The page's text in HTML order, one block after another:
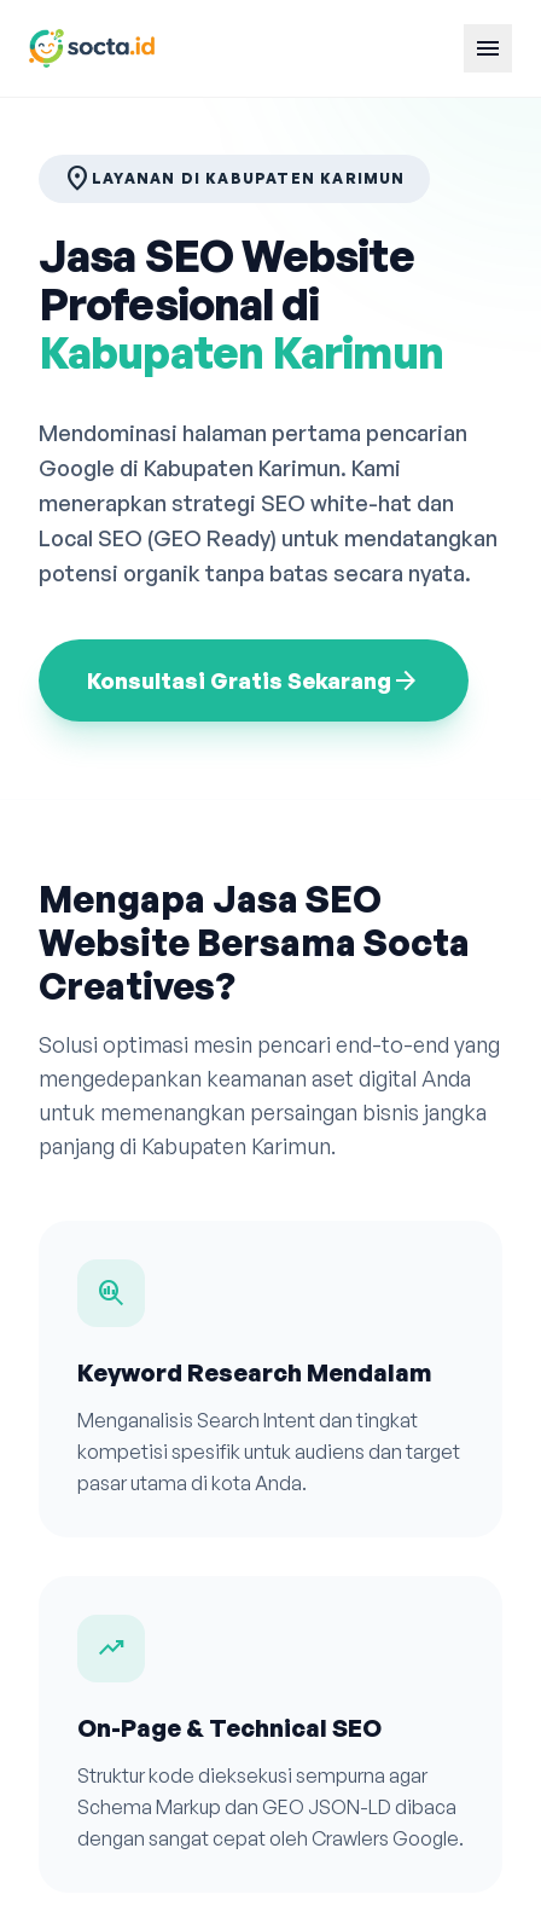
menu
Bahasa Indonesia English 中文
location_on LAYANAN DI KABUPATEN KARIMUN
Jasa SEO Website
Profesional di
Kabupaten Karimun
Mendominasi halaman pertama pencarian
Google di Kabupaten Karimun. Kami
menerapkan strategi SEO white-hat dan
Local SEO (GEO Ready) untuk mendatangkan
potensi organik tanpa batas secara nyata.
Konsultasi Gratis Sekarang arrow_forward
Mengapa Jasa SEO
Website Bersama Socta
Creatives?
Solusi optimasi mesin pencari end-to-end yang
mengedepankan keamanan aset digital Anda
untuk memenangkan persaingan bisnis jangka
panjang di Kabupaten Karimun.
search_insights
Keyword Research Mendalam
Menganalisis Search Intent dan tingkat
kompetisi spesifik untuk audiens dan target
pasar utama di kota Anda.
trending_up
On-Page & Technical SEO
Struktur kode dieksekusi sempurna agar
Schema Markup dan GEO JSON-LD dibaca
dengan sangat cepat oleh Crawlers Google.